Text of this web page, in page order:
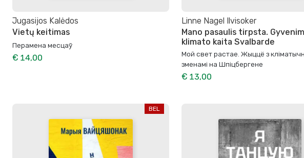
Jugasijos Kalėdos
Vietų keitimas
Перамена месцаў
€ 14,00
Linne Nagel Ilvisoker
Mano pasaulis tirpsta.
klimato kaita Svalbarde
Мой свет растае. Жыццё з
зменамі на Шпіцбергене
€ 13,00
BEL